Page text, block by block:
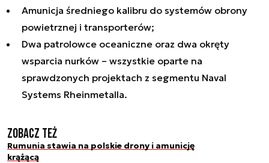
Amunicja średniego kalibru do systemów obrony
powietrznej i transporterów;
Dwa patrolowce oceaniczne oraz dwa okręty
wsparcia nurków – wszystkie oparte na
sprawdzonych projektach z segmentu Naval
Systems Rheinmetalla.
Zobacz też
Rumunia stawia na polskie drony i amunicję
krążącą